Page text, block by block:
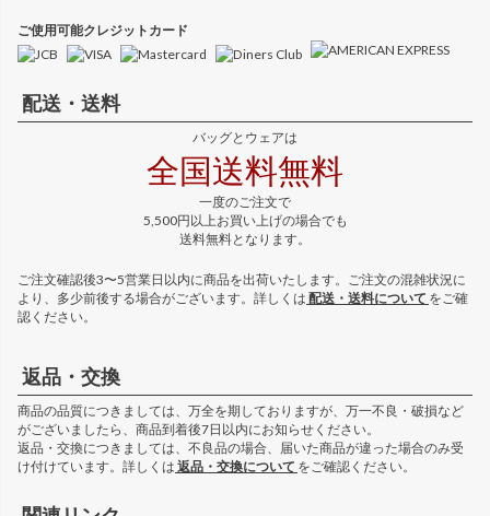
ご使用可能クレジットカード
配送・送料
バッグとウェアは
全国送料無料
一度のご注文で
5,500円以上お買い上げの場合でも
送料無料となります。
ご注文確認後3〜5営業日以内に商品を出荷いたします。ご注文の混雑状況に
より、多少前後する場合がございます。詳しくは 配送・送料について をご確
認ください。
返品・交換
商品の品質につきましては、万全を期しておりますが、万一不良・破損など
がございましたら、商品到着後7日以内にお知らせください。
返品・交換につきましては、不良品の場合、届いた商品が違った場合のみ受
け付けています。詳しくは 返品・交換について をご確認ください。